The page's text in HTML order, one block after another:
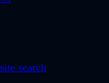
search